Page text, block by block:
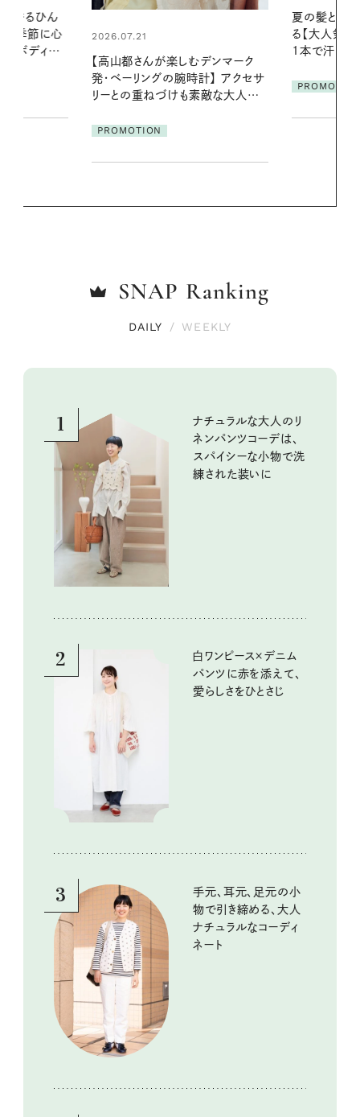
る【大人気のドライシャンプー】 この
PROMOTION
暑い夏のナイ
える夜の爽
SNAP Ranking
DAILY / WEEKLY
1
ナチュラルな大人のリ
ネンパンツコーデは、
スパイシーな小物で洗
練された装いに
2
白ワンピース×デニム
パンツに赤を添えて、
愛らしさをひとさじ
3
手元、耳元、足元の小
物で引き締める、大人
ナチュラルなコーディ
ネート